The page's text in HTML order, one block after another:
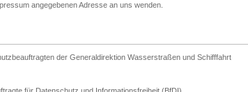
angegebenen Adresse an uns wenden.
der Generaldirektion Wasserstraßen und Schifffahrt